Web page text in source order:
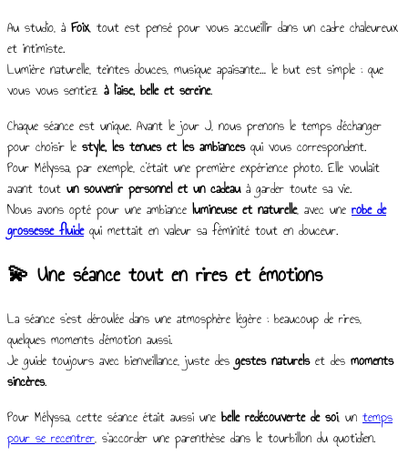
Au studio, à Foix, tout est pensé pour vous accueillir dans un cadre chaleureux
et intimiste.
Lumière naturelle, teintes douces, musique apaisante… le but est simple : que
vous vous sentiez à l’aise, belle et sereine.
Chaque séance est unique. Avant le jour J, nous prenons le temps d’échanger
pour choisir le style, les tenues et les ambiancesqui vous correspondent.
Pour Mélyssa, par exemple, c’était une première expérience photo. Elle voulait
avant tout un souvenir personnel et un cadeauà garder toute sa vie.
Nous avons opté pour une ambiance lumineuse et naturelle, avec une robe de
grossesse fluidequi mettait en valeur sa féminité tout en douceur.
💫 Une séance tout en rires et émotions
La séance s’est déroulée dans une atmosphère légère : beaucoup de rires,
quelques moments d’émotion aussi.
Je guide toujours avec bienveillance, juste des gestes naturelset des moments
sincères.
Pour Mélyssa, cette séance était aussi une belle redécouverte de soi, un temps
pour se recentrer, s’accorder une parenthèse dans le tourbillon du quotidien.